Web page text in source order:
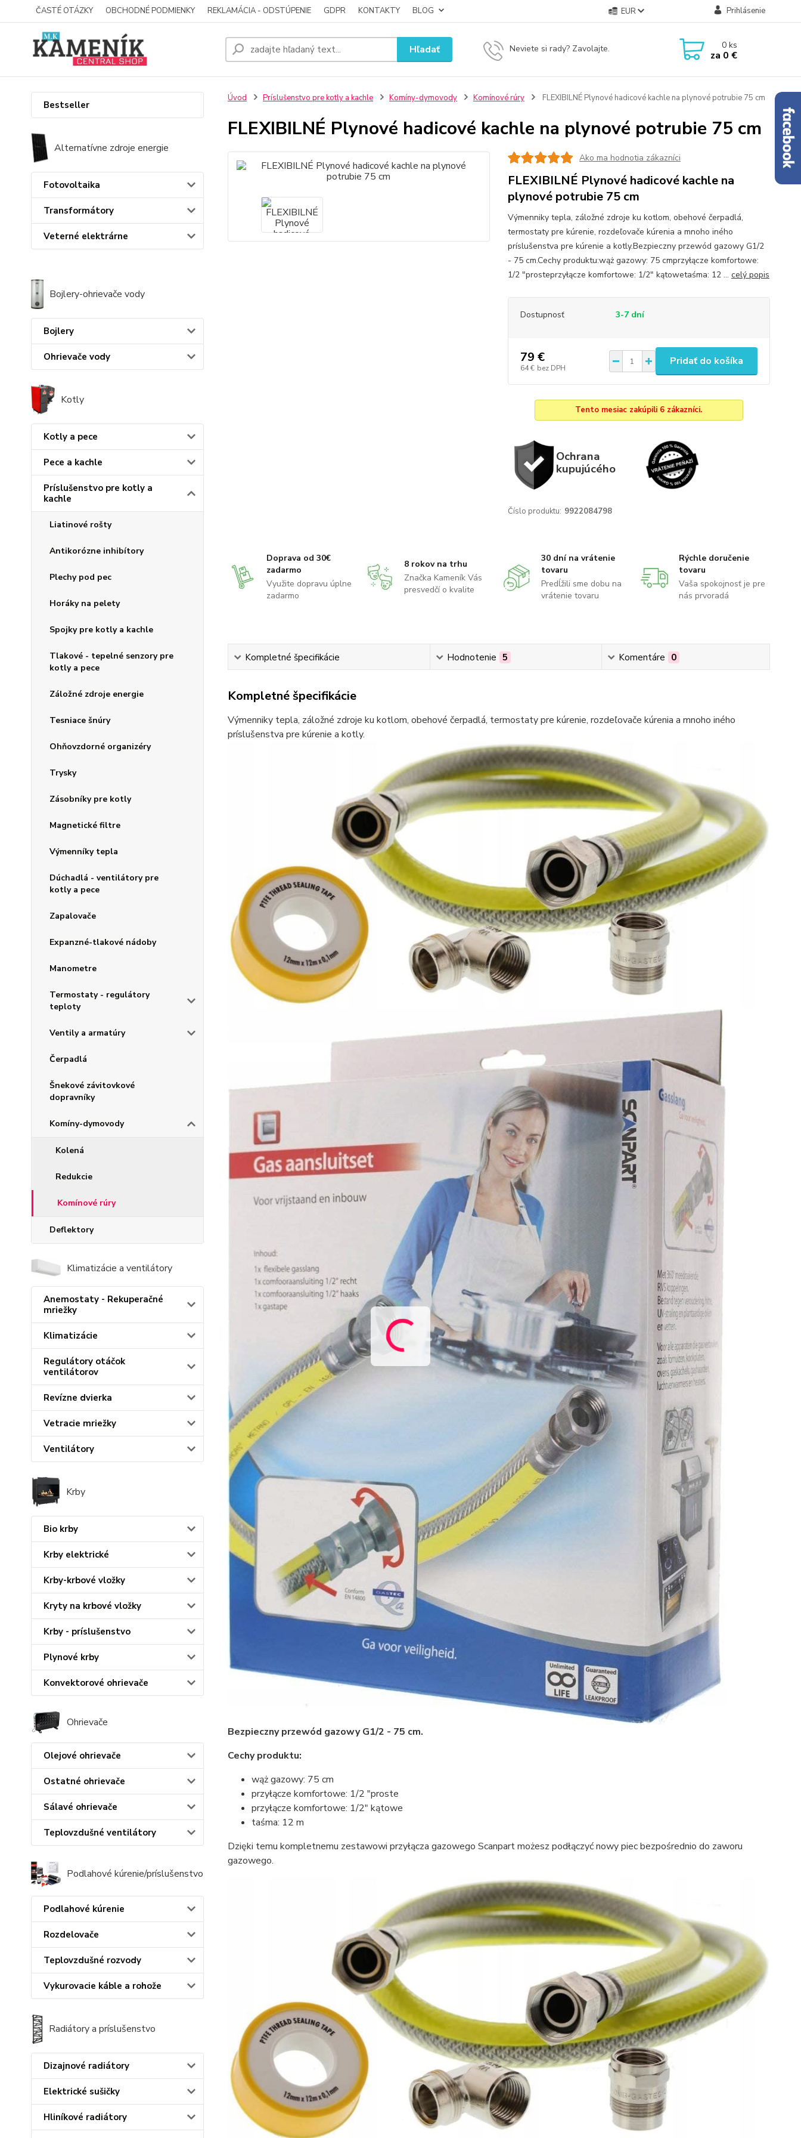
ČASTÉ OTÁZKY OBCHODNÉ PODMIENKY REKLAMÁCIA - ODSTÚPENIE GDPR KONTAKTY BLOG EUR Prihlásenie
Hľadať Neviete si rady? Zavolajte. 0ks
za 0 €
Bestseller
Alternatívne zdroje energie
Fotovoltaika
Transformátory
Veterné elektrárne
Bojlery-ohrievače vody
Bojlery
Ohrievače vody
Kotly
Kotly a pece
Pece a kachle
Príslušenstvo pre kotly a
kachle
Liatinové rošty
Antikorózne inhibítory
Plechy pod pec
Horáky na pelety
Spojky pre kotly a kachle
Tlakové - tepelné senzory pre
kotly a pece
Záložné zdroje energie
Tesniace šnúry
Ohňovzdorné organizéry
Trysky
Zásobníky pre kotly
Magnetické filtre
Výmenníky tepla
Dúchadlá - ventilátory pre
kotly a pece
Zapalovače
Expanzné-tlakové nádoby
Manometre
Termostaty - regulátory
teploty
Ventily a armatúry
Čerpadlá
Šnekové závitovkové
dopravníky
Komíny-dymovody
Kolená
Redukcie
Komínové rúry
Deflektory
Klimatizácie a ventilátory
Anemostaty - Rekuperačné
mriežky
Klimatizácie
Regulátory otáčok
ventilátorov
Revízne dvierka
Vetracie mriežky
Ventilátory
Krby
Bio krby
Krby elektrické
Krby-krbové vložky
Kryty na krbové vložky
Krby - príslušenstvo
Plynové krby
Konvektorové ohrievače
Ohrievače
Olejové ohrievače
Ostatné ohrievače
Sálavé ohrievače
Teplovzdušné ventilátory
Podlahové kúrenie/príslušenstvo
Podlahové kúrenie
Rozdelovače
Teplovzdušné rozvody
Vykurovacie káble a rohože
Radiátory a príslušenstvo
Dizajnové radiátory
Elektrické sušičky
Hliníkové radiátory
Úvod Príslušenstvo pre kotly a kachle Komíny-dymovody Komínové rúry FLEXIBILNÉ Plynové hadicové kachle na plynové potrubie 75 cm
FLEXIBILNÉ Plynové hadicové kachle na plynové potrubie 75 cm
Ako ma hodnotia zákazníci
FLEXIBILNÉ Plynové hadicové kachle na
plynové potrubie 75 cm
Výmenniky tepla, záložné zdroje ku kotlom, obehové čerpadlá,
termostaty pre kúrenie, rozdeľovače kúrenia a mnoho iného
príslušenstva pre kúrenie a kotly.Bezpieczny przewód gazowy G1/2
- 75 cm.Cechy produktu:wąż gazowy: 75 cmprzyłącze komfortowe:
1/2 "prosteprzyłącze komfortowe: 1/2" kątowetaśma: 12 ... celý popis
Dostupnosť 3-7 dní
79 €
64 € bez DPH
Pridať do košíka
Tento mesiac zakúpili 6 zákazníci.
Ochrana
kupujúcého
Číslo produktu: 9922084798
Doprava od 30€
zadarmo
Využite dopravu úplne
zadarmo
8 rokov na trhu
Značka Kameník Vás
presvedčí o kvalite
30 dní na vrátenie
tovaru
Predĺžili sme dobu na
vrátenie tovaru
Rýchle doručenie
tovaru
Vaša spokojnosť je pre
nás prvoradá
Kompletné špecifikácie Hodnotenie 5 Komentáre 0
Kompletné špecifikácie
Výmenniky tepla, záložné zdroje ku kotlom, obehové čerpadlá, termostaty pre kúrenie, rozdeľovače kúrenia a mnoho iného
príslušenstva pre kúrenie a kotly.
Bezpieczny przewód gazowy G1/2 - 75 cm.
Cechy produktu:
wąż gazowy: 75 cm
przyłącze komfortowe: 1/2 "proste
przyłącze komfortowe: 1/2" kątowe
taśma: 12 m
Dzięki temu kompletnemu zestawowi przyłącza gazowego Scanpart możesz podłączyć nowy piec bezpośrednio do zaworu
gazowego.